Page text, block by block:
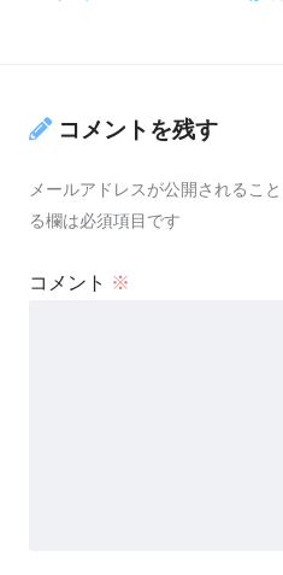
コメントを残す
メールアドレスが公開されること
る欄は必須項目です
コメント ※